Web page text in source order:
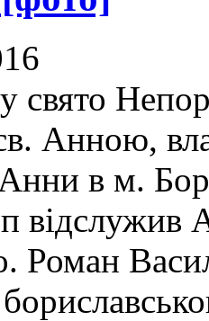
свято
Анною,
в м.
Роман